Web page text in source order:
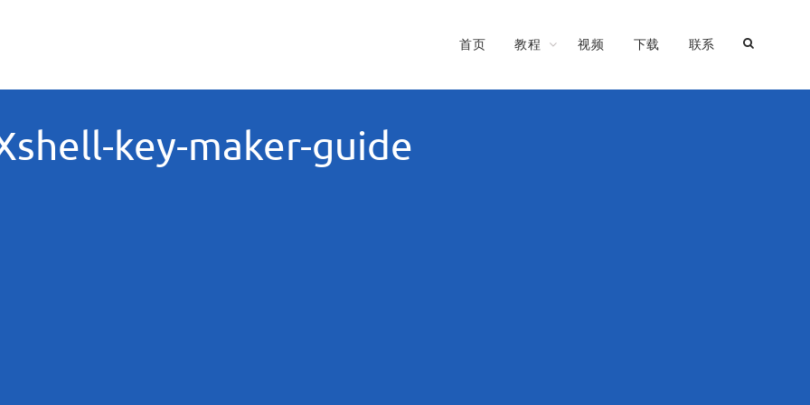
首页 教程 视频 下载 联系
key-maker-guide